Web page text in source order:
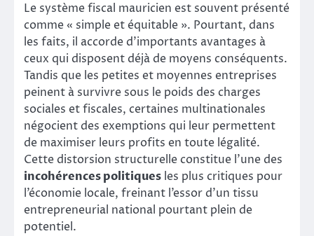
Le système fiscal mauricien est souvent présenté
comme « simple et équitable ». Pourtant, dans
les faits, il accorde d’importants avantages à
ceux qui disposent déjà de moyens conséquents.
Tandis que les petites et moyennes entreprises
peinent à survivre sous le poids des charges
sociales et fiscales, certaines multinationales
négocient des exemptions qui leur permettent
de maximiser leurs profits en toute légalité.
Cette distorsion structurelle constitue l’une des
incohérences politiques les plus critiques pour
l’économie locale, freinant l’essor d’un tissu
entrepreneurial national pourtant plein de
potentiel.